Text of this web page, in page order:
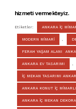
hizmeti vermekteyiz.
Etiketler: ANKARA İÇ
MODERN MİMARİ ,
FERAH YAŞAM ALANI
ANKARA EV TASARIMI ,
İÇ MEKAN TASARIMI
ANKARA KONUT İÇ
ANKARA İÇ MEKAN